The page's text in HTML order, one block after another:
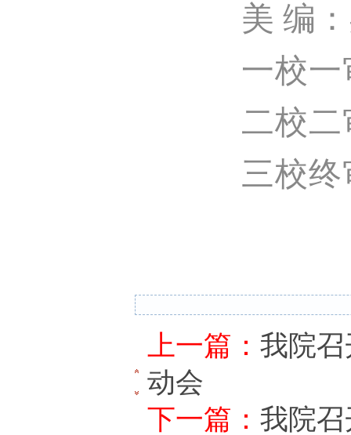
美 编
一校
二校
三校
上一篇： 我院召
动会
下一篇： 我院召